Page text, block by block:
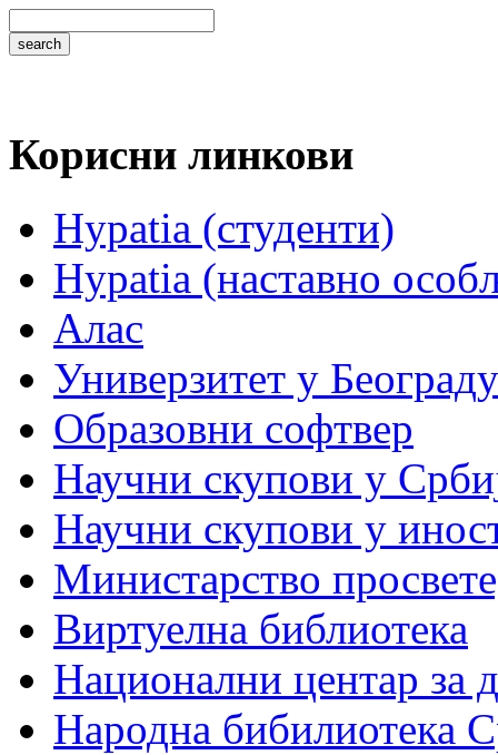
Корисни линкови
Hypatia (студенти)
Hypatia (наставно
Алас
Универзитет у Београду
Образовни софтвер
Научни скупови у
Научни скупови у
Министарство
Виртуелна библиотека
Национални центар за
Народна бибилиотека